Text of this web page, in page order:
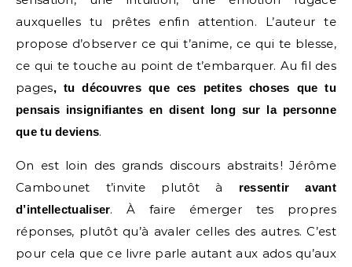
auxquelles tu prêtes enfin attention. L’auteur te
propose d’observer ce qui t’anime, ce qui te blesse,
ce qui te touche au point de t’embarquer. Au fil des
pages, tu découvres que ces petites choses que tu
pensais insignifiantes en disent long sur la personne
que tu deviens.
On est loin des grands discours abstraits ! Jérôme
Cambounet t’invite plutôt à
ressentir avant
d’intellectualiser. À faire émerger tes propres
réponses, plutôt qu’à avaler celles des autres. C’est
pour cela que ce livre parle autant aux ados qu’aux